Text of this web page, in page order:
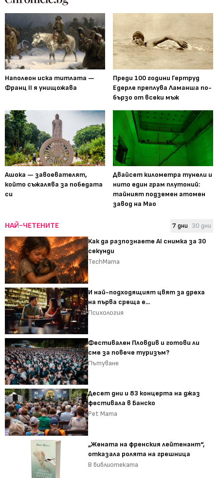
Наполеон иска титлата —
Франц II я унищожава
Преди 100 години Гертруд
Едерле преплува Ламанша по-
бързо от всеки мъж
Ашока — завоевателят,
който съжалява за победата
си
Двайсет километра тунели и
нито един грам плутоний:
тайният подземен атомен
завод на Мао
НАЙ-ЧЕТЕНИТЕ 7 дни 30 дни
Как да разпознаете AI снимка за 30
секунди
TechMama
И най-подходящият цвят за дреха
на първа среща е...
Психология
Фестивален Пловдив и готови ли
сме за повече туризъм?
Пътуване
Десет дни и 83 концерта на джаз
фестивала в Банско
Pet Mama
„Жената на френския лейтенант“,
отказала ролята на грешница
В библиотеката